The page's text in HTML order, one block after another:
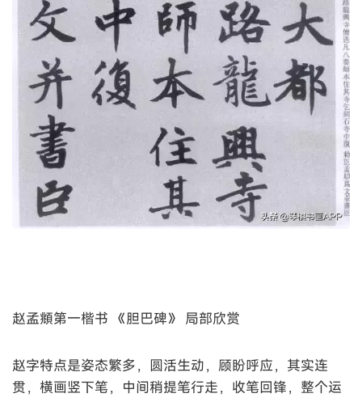
赵孟頫第一楷书 《胆巴碑》 局部欣赏
赵字特点是姿态繁多，圆活生动，顾盼呼应，其实连
贯，横画竖下笔，中间稍提笔行走，收笔回锋，整个运